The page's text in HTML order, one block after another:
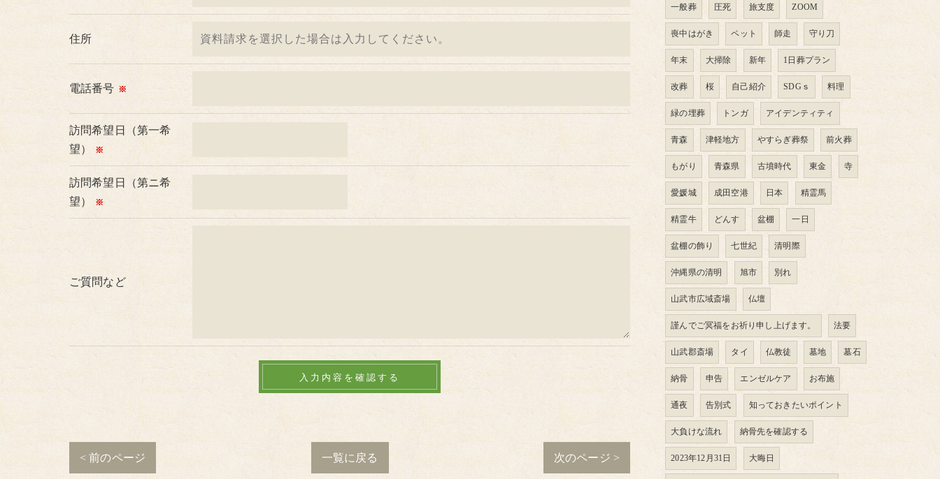
めご了承ください。
当社では、お客様の個人情報の開示･訂正･削除・利用停止の手続を定めさせて頂いております。
ご本人である事を確認のうえ、対応させて頂きます。
住所
電話番号 ※
訪問希望日（第一希
望）
※
訪問希望日（第ニ希
望）
※
ご質問など
< 前のページ 一覧に戻る 次のページ >
一般葬 圧死 旅支度 ZOOM
喪中はがき ペット 師走 守り刀
年末 大掃除 新年 1日葬プラン
改葬 桜 自己紹介 SDGｓ 料理
緑の埋葬 トンガ アイデンティティ
青森 津軽地方 やすらぎ葬祭 前火葬
もがり 青森県 古墳時代 東金 寺
愛媛城 成田空港 日本 精霊馬
精霊牛 どんす 盆棚 一日
盆棚の飾り 七世紀 清明際
沖縄県の清明 旭市 別れ
山武市広域斎場 仏壇
謹んでご冥福をお祈り申し上げます。 法要
山武郡斎場 タイ 仏教徒 墓地 墓石
納骨 申告 エンゼルケア お布施
通夜 告別式 知っておきたいポイント
大負けな流れ 納骨先を確認する
2023年12月31日 大晦日